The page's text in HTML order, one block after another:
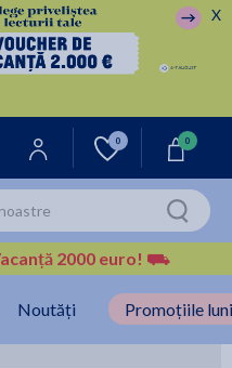
X
0 0
2000 euro! ⛟
Noutăți Promoțiile